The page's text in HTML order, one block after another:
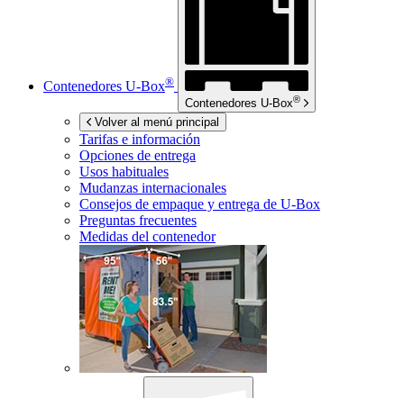
Contenedores U-Box®
Contenedores U-Box®
Volver al menú principal
Tarifas e información
Opciones de entrega
Usos habituales
Mudanzas internacionales
Consejos de empaque y entrega de U-Box
Preguntas frecuentes
Medidas del contenedor